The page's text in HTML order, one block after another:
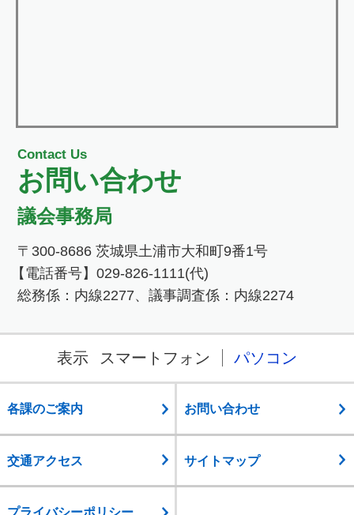
Contact Us
お問い合わせ
議会事務局
〒300-8686 茨城県土浦市大和町9番1号
【電話番号】029-826-1111(代)
総務係：内線2277、議事調査係：内線2274
表示 スマートフォン パソコン
各課のご案内 お問い合わせ
交通アクセス サイトマップ
プライバシーポリシー